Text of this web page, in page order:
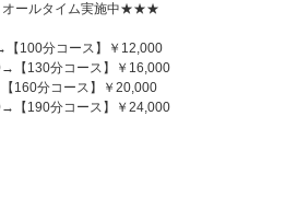
ールタイム実施中★★★
【100分コース】￥12,000
【130分コース】￥16,000
160分コース】￥20,000
【190分コース】￥24,000